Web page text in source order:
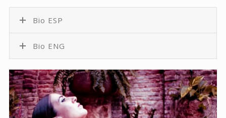
Bio ESP
Bio ENG